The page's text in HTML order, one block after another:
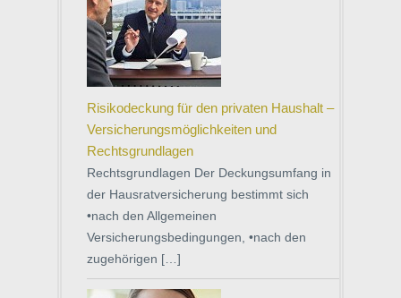
Risikodeckung für den privaten Haushalt –
Versicherungsmöglichkeiten und
Rechtsgrundlagen
Rechtsgrundlagen Der Deckungsumfang in
der Hausratversicherung bestimmt sich
•nach den Allgemeinen
Versicherungsbedingungen, •nach den
zugehörigen […]